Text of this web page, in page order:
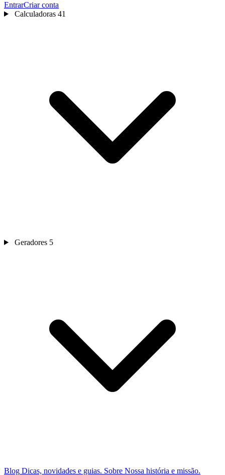
EntrarCriar conta
Calculadoras 41
Geradores 5
Blog Dicas, novidades e guias. Sobre Nossa história e missão.